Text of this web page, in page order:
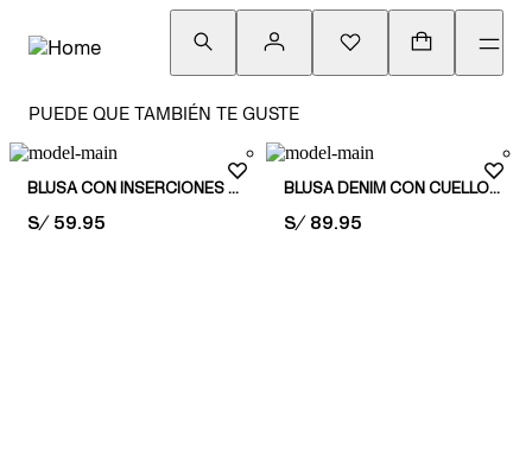
PUEDE QUE TAMBIÉN TE GUSTE
BLUSA CON INSERCIONES DE ENCAJE Y PEPLUM
PRICE:
S/ 59.95
BLUSA DENIM CON CUELLO PETER PAN
PRICE:
S/ 89.95